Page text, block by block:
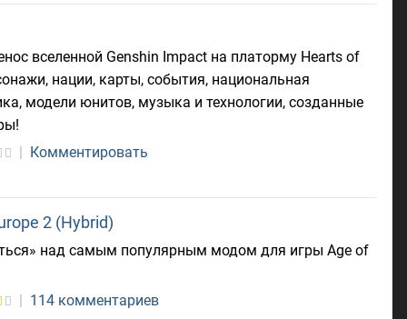
вселенной Genshin Impact на платорму Hearts of
нации, карты, события, национальная
модели юнитов, музыка и технологии, созданные
| Комментировать
2 (Hybrid)
над самым популярным модом для игры Age of
| 114 комментариев